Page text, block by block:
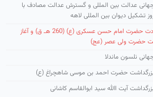
عدالت بین المللی و گسترش عدالت مصادف با
تشکیل دیوان بین المللی لاهه
شهادت حضرت امام حسن عسكری (ع) (260 هـ ق) و آغاز
حضرت ولی عصر (عج)
نلسون ماندلا
حضرت احمد بن موسی شاهچراغ (ع)
آیت االله سید ابوالقاسم كاشانی